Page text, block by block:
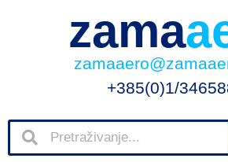
zama
+385(0)1/